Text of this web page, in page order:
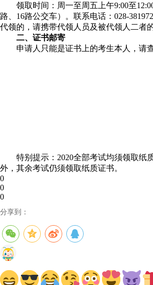
领取时间：周一至周五上午9:00至12:00
路、16路公交车）。联系电话：028-
代领的，请携带代领人员及被代领人二者
二、证书邮寄
申请人只能是证书上的考生本人，请查
特别提示：2020全部考试均须领取纸质
外，其余考试仍须领取纸质证书。
0
0
0
分享到：